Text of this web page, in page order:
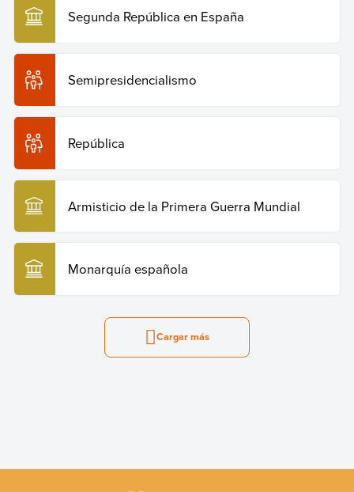
Segunda República en España
Semipresidencialismo
República
Armisticio de la Primera Guerra Mundial
Monarquía española
Cargar más